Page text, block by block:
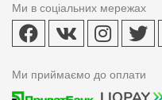
Ми в соціальних мережах
Ми приймаємо до оплати